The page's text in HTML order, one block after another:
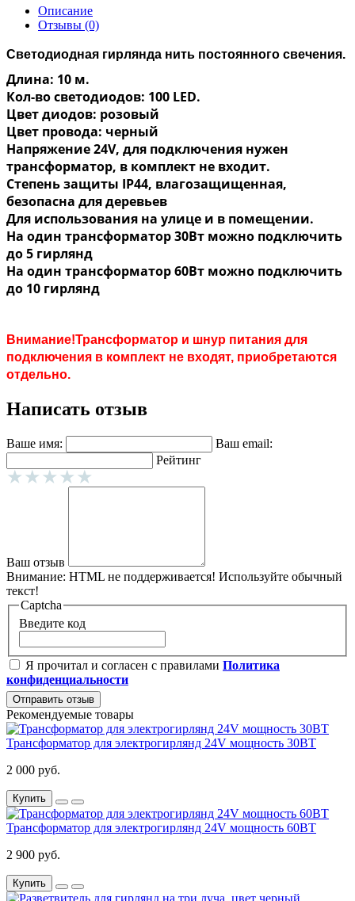
Описание
Отзывы (0)
Светодиодная гирлянда нить постоянного свечения.
Длина: 10 м.
Кол-во светодиодов: 100 LED.
Цвет диодов: розовый
Цвет провода: черный
Напряжение 24V, для подключения нужен
трансформатор, в комплект не входит.
Степень защиты IP44, влагозащищенная,
безопасна для деревьев
Для использования на улице и в помещении.
На один трансформатор 30Вт можно подключить
до 5 гирлянд
На один трансформатор 60Вт можно подключить
до 10 гирлянд
Внимание!Трансформатор и шнур питания для
подключения в комплект не входят, приобретаются
отдельно.
Написать отзыв
Ваше имя:
Ваш email:
Рейтинг
Ваш отзыв
Внимание: HTML не поддерживается! Используйте обычный
текст!
Captcha
Введите код
Я прочитал и согласен с правилами Политика
конфиденциальности
Отправить отзыв
Рекомендуемые товары
Трансформатор для электрогирлянд 24V мощность 30ВТ
2 000 руб.
Купить
Трансформатор для электрогирлянд 24V мощность 60ВТ
2 900 руб.
Купить